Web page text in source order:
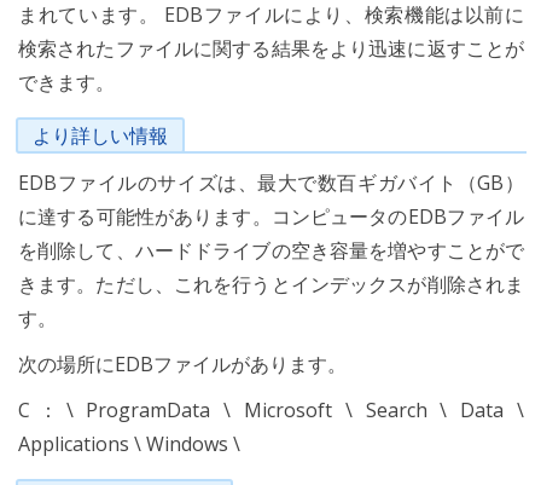
まれています。 EDBファイルにより、検索機能は以前に
検索されたファイルに関する結果をより迅速に返すことが
できます。
より詳しい情報
EDBファイルのサイズは、最大で数百ギガバイト（GB）
に達する可能性があります。コンピュータのEDBファイル
を削除して、ハードドライブの空き容量を増やすことがで
きます。ただし、これを行うとインデックスが削除されま
す。
次の場所にEDBファイルがあります。
C：\ ProgramData \ Microsoft \ Search \ Data \
Applications \ Windows \